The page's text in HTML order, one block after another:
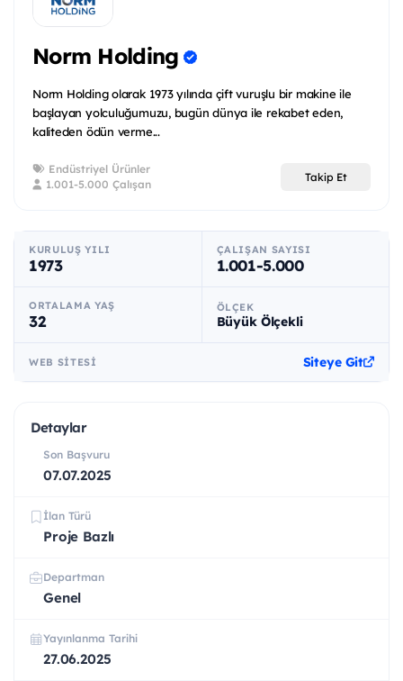
Norm Holding
Norm Holding olarak 1973 yılında çift vuruşlu bir makine ile
başlayan yolculuğumuzu, bugün dünya ile rekabet eden,
kaliteden ödün verme...
Endüstriyel Ürünler
1.001-5.000 Çalışan
Takip Et
KURULUŞ YILI
1973
ÇALIŞAN SAYISI
1.001-5.000
ORTALAMA YAŞ
32
ÖLÇEK
Büyük Ölçekli
WEB SITESI Siteye Git
Detaylar
Son Başvuru
07.07.2025
İlan Türü
Proje Bazlı
Departman
Genel
Yayınlanma Tarihi
27.06.2025